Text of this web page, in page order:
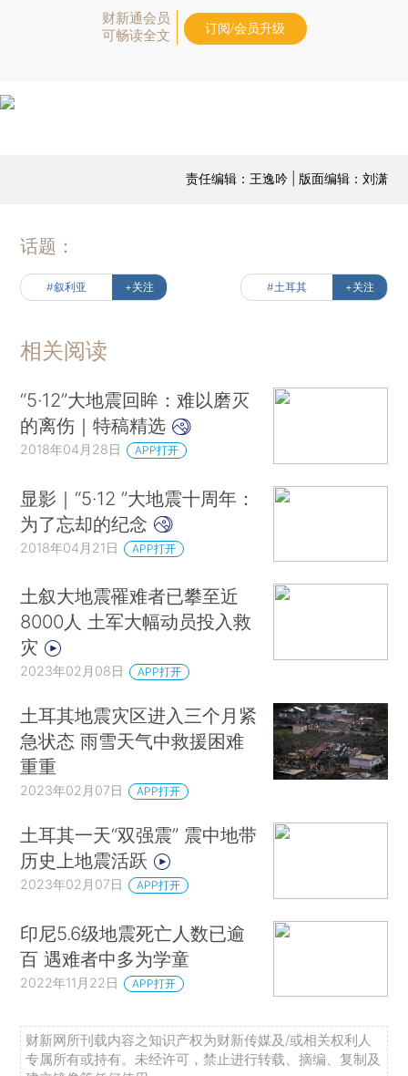
财新通会员
可畅读全文
订阅/会员升级
责任编辑：王逸吟 | 版面编辑：刘潇
话题：
#叙利亚 +关注 #土耳其 +关注
相关阅读
“5·12”大地震回眸：难以磨灭
的离伤｜特稿精选
2018年04月28日 APP打开
显影｜“5·12 ”大地震十周年：
为了忘却的纪念
2018年04月21日 APP打开
土叙大地震罹难者已攀至近
8000人 土军大幅动员投入救
灾
2023年02月08日 APP打开
土耳其地震灾区进入三个月紧
急状态 雨雪天气中救援困难
重重
2023年02月07日 APP打开
土耳其一天“双强震” 震中地带
历史上地震活跃
2023年02月07日 APP打开
印尼5.6级地震死亡人数已逾
百 遇难者中多为学童
2022年11月22日 APP打开
财新网所刊载内容之知识产权为财新传媒及/或相关权利人
专属所有或持有。未经许可，禁止进行转载、摘编、复制及